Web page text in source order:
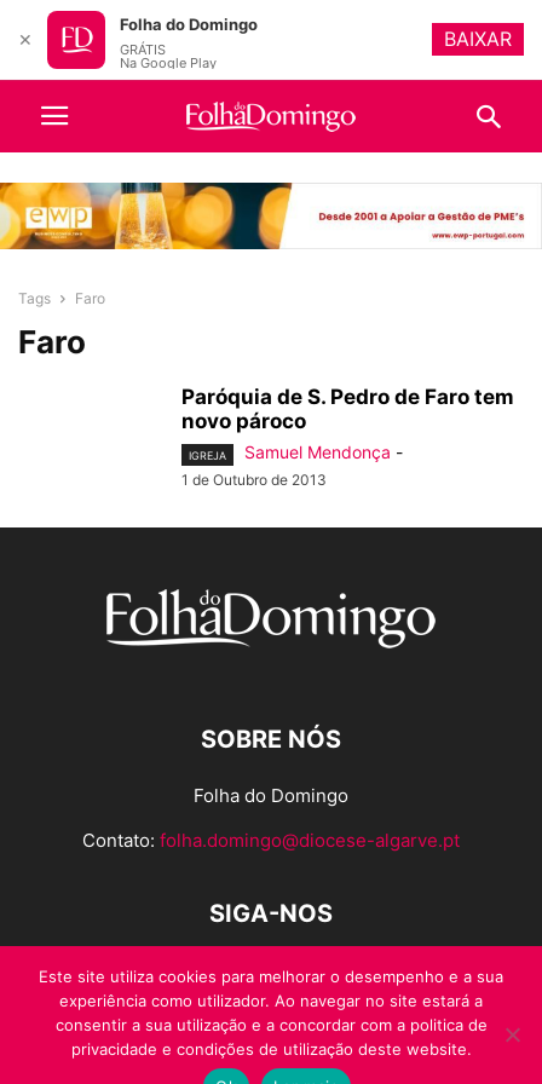
Tags Faro
Faro
Paróquia de S. Pedro de Faro tem
novo pároco
IGREJA Samuel Mendonça -
1 de Outubro de 2013
SOBRE NÓS
Folha do Domingo
Contato: folha.domingo@diocese-algarve.pt
SIGA-NOS
Este site utiliza cookies para melhorar o desempenho e a sua
experiência como utilizador. Ao navegar no site estará a
consentir a sua utilização e a concordar com a politica de
privacidade e condições de utilização deste website.
✕
Folha do Domingo
GRÁTIS
Na Google Play
BAIXAR